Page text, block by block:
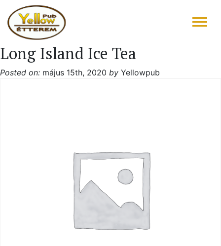
FŐOLDAL
Long Island Ice Tea
Posted on: május 15th, 2020 by Yellowpub